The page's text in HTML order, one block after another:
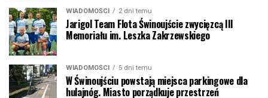
WIADOMOŚCI 2 dni temu
Jarigol Team Flota Świnoujście zwycięzcą III
Memoriału im. Leszka Zakrzewskiego
WIADOMOŚCI 5 dni temu
W Świnoujściu powstają miejsca parkingowe dla
hulajnóg. Miasto porządkuje przestrzeń